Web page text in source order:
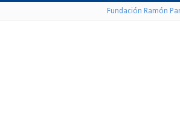
Fundación Ramón